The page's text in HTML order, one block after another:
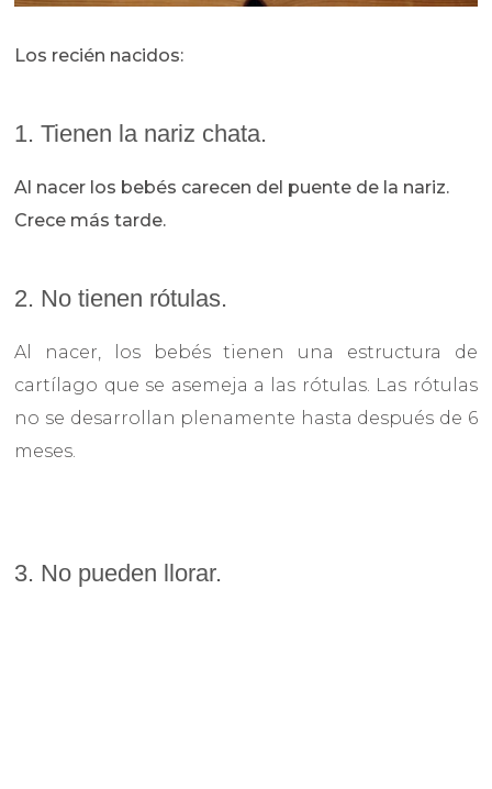
Los recién nacidos:
1. Tienen la nariz chata.
Al nacer los bebés carecen del puente de la nariz.
Crece más tarde.
2. No tienen rótulas.
Al nacer, los bebés tienen una estructura de
cartílago que se asemeja a las rótulas. Las rótulas
no se desarrollan plenamente hasta después de 6
meses.
3. No pueden llorar.